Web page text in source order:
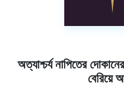
অত্যাশ্চর্য নাপিতের
বেরিয়ে